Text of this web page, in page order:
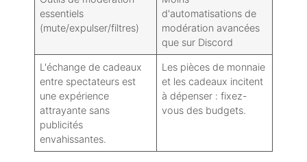
essentiels
(mute/expulser/filtres)
d'automatisations de
modération avancées
que sur Discord
L'échange de cadeaux
entre spectateurs est
une expérience
attrayante sans
publicités
envahissantes.
Les pièces de monnaie
et les cadeaux incitent
à dépenser : fixez-
vous des budgets.